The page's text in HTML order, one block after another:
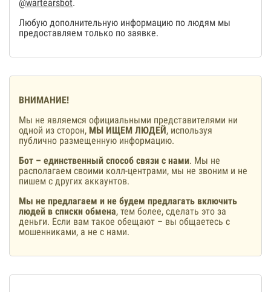
@wartearsbot.
Любую дополнительную информацию по людям мы
предоставляем только по заявке.
ВНИМАНИЕ!
Мы не являемся официальными представителями ни
одной из сторон, МЫ ИЩЕМ ЛЮДЕЙ, используя
публично размещенную информацию.
Бот – единственный способ связи с нами. Мы не
располагаем своими колл-центрами, мы не звоним и не
пишем с других аккаунтов.
Мы не предлагаем и не будем предлагать включить
людей в списки обмена, тем более, сделать это за
деньги. Если вам такое обещают – вы общаетесь с
мошенниками, а не с нами.